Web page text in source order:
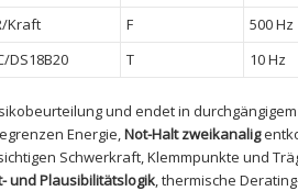
Kraft F
500 Hz
DS18B20 T 10 Hz
und endet in
Energie,Not-Halt zweikanalig
Schwerkraft, Klemmpunkte und
und Plausibilitätslogik, ⁤thermische